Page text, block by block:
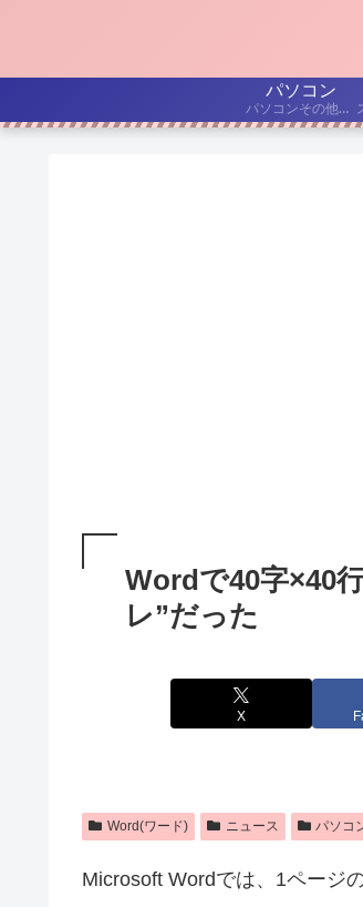
パソコン
パソコンその他デジタル機器の、持ち込み修理・出張修理について書いています。
Wordで40字×40
レ”だった
X
Word(ワード) ニュース パソコ
Microsoft Wordでは、1ページ